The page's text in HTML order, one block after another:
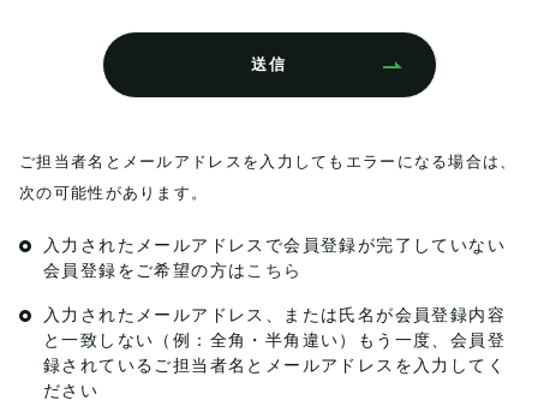
送信
ご担当者名とメールアドレスを入力してもエラーになる場合は、
次の可能性があります。
入力されたメールアドレスで会員登録が完了していない
会員登録をご希望の方は こちら
入力されたメールアドレス、または氏名が会員登録内容
と一致しない（例：全角・半角違い）
もう一度、会員登
録されているご担当者名とメールアドレスを入力してく
ださい